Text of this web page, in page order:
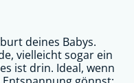
deines Babys.
vielleicht sogar ein
ist drin. Ideal, wenn